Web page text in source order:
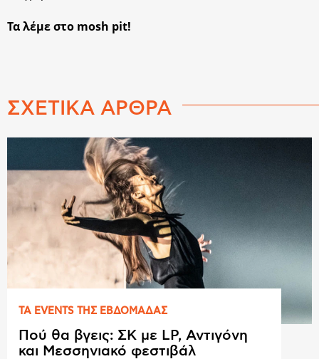
Τα λέμε στο mosh pit!
ΣΧΕΤΙΚΑ ΑΡΘΡΑ
ΤΑ EVENTS ΤΗΣ ΕΒΔΟΜAΔΑΣ
Πού θα βγεις: ΣΚ με LP, Αντιγόνη
και Μεσσηνιακό φεστιβάλ